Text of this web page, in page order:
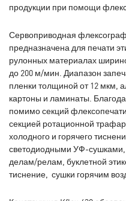
продукции при помощи
Сервоприводная
предназначена для печати
рулонных материалах
до 200 м/мин. Диапазон
пленки толщиной от 12 мкм,
картоны и ламинаты.
помимо секций
секцией ротационной
холодного и горячего
светодиодными УФ-
делам/релам, буклетной
тиснение, сушки горячим